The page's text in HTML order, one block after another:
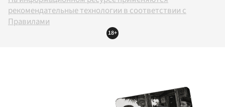
рекомендательные технологии в соответствии с
Правилами
18+